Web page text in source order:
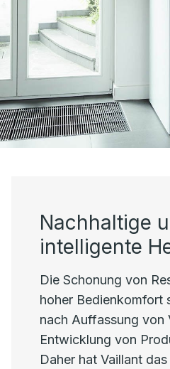
Nachhaltige
intelligente
Die Schonung von
hoher Bedienkomfort
nach Auffassung von
Entwicklung von
Daher hat Vaillant